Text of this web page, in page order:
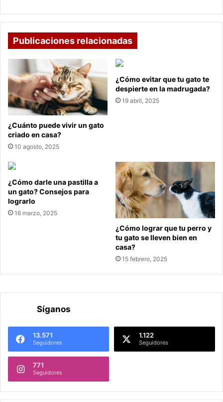
Publicaciones relacionadas
¿Cuánto puede vivir un gato
criado en casa?
10 agosto, 2025
¿Cómo evitar que tu gato te
despierte en la madrugada?
19 abril, 2025
¿Cómo darle una pastilla a
un gato? Consejos para
lograrlo
16 marzo, 2025
¿Cómo lograr que tu perro y
tu gato se lleven bien en
casa?
15 febrero, 2025
Síganos
13.571
Seguidores
1.122
Seguidores
771
Seguidores